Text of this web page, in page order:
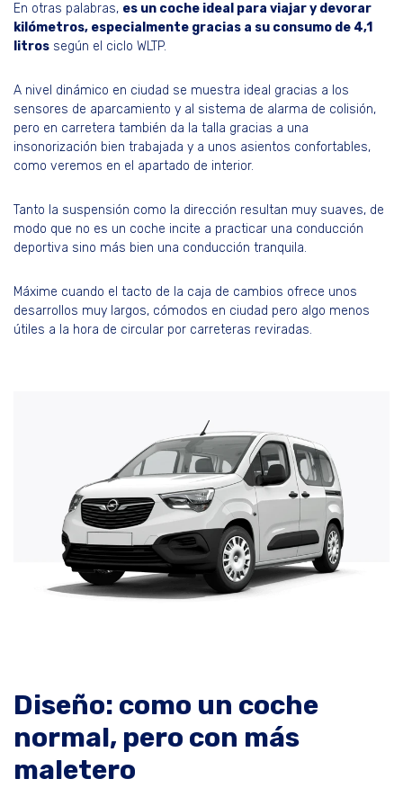
En otras palabras, es un coche ideal para viajar y devorar
kilómetros, especialmente gracias a su consumo de 4,1
litros según el ciclo WLTP.
A nivel dinámico en ciudad se muestra ideal gracias a los
sensores de aparcamiento y al sistema de alarma de colisión,
pero en carretera también da la talla gracias a una
insonorización bien trabajada y a unos asientos confortables,
como veremos en el apartado de interior.
Tanto la suspensión como la dirección resultan muy suaves, de
modo que no es un coche incite a practicar una conducción
deportiva sino más bien una conducción tranquila.
Máxime cuando el tacto de la caja de cambios ofrece unos
desarrollos muy largos, cómodos en ciudad pero algo menos
útiles a la hora de circular por carreteras reviradas.
Diseño: como un coche
normal, pero con más
maletero